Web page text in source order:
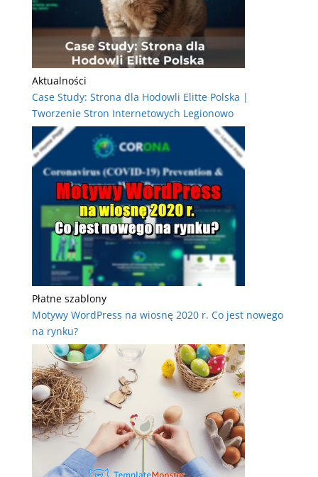
Aktualności
Case Study: Strona dla Hodowli Elitte Polska |
Tworzenie Stron Internetowych Legionowo
Płatne szablony
Motywy WordPress na wiosnę 2020 r. Co jest nowego
na rynku?